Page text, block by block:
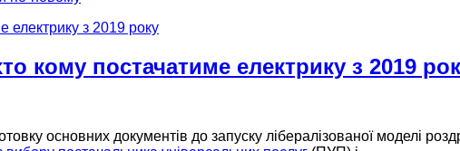
кому постачатиме електрику з 2019
основних документів до запуску лібералізованої моделі